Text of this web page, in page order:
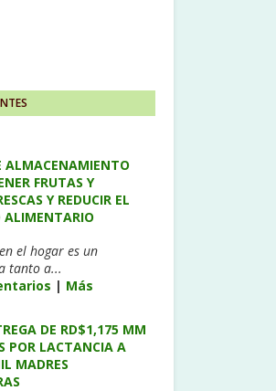
ALMACENAMIENTO
FRUTAS Y
Y REDUCIR EL
ALIMENTARIO
el hogar es un
tanto a...
| Más
DE RD$1,175 MM
POR LACTANCIA A
MADRES